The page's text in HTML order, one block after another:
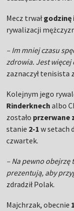
Mecz trwałgodzinę
rywalizacji
– Im mniej czasu
zdrowia. Jest więcej
zaznaczył tenisista
Kolejnym jego
Rinderknech albo
zostało przerwane
stanie 2-1 w setach
czwartek.
– Na pewno obejrzę
prezentują, aby
zdradził Polak.
Majchrzak, obecnie